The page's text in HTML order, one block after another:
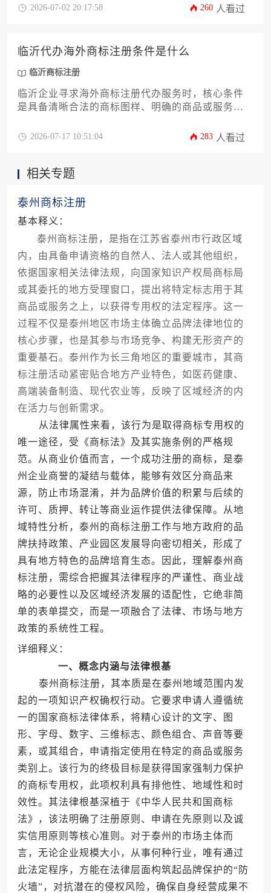
请前查询、提交、审查、公告及注册等多个环节。
护。
2026-07-02 20:17:58 260 人看过
临沂代办海外商标注册条件是什么
临沂商标注册
临沂企业寻求海外商标注册代办服务时，核心条件
是具备清晰合法的商标图样、明确的商品或服务类
将在此基础上，协助完成查询、申请、审查及维护
2026-07-17 10:51:04 283 人看过
相关专题
泰州商标注册
基本释义：
泰州商标注册，是指在江苏省泰州市行政区域
内，由具备申请资格的自然人、法人或其他组织，
依据国家相关法律法规，向国家知识产权局商标局
或其委托的地方受理窗口，提出将特定标志用于其
商品或服务之上，以获得专用权的法定程序。这一
过程不仅是泰州地区市场主体确立品牌法律地位的
核心步骤，也是其参与市场竞争、构建无形资产的
重要基石。泰州作为长三角地区的重要城市，其商
标注册活动紧密贴合地方产业特色，如医药健康、
高端装备制造、现代农业等，反映了区域经济的内
在活力与创新需求。
从法律属性来看，该行为是取得商标专用权的
唯一途径，受《商标法》及其实施条例的严格规
范。从商业价值而言，一个成功注册的商标，是泰
州企业商誉的凝结与载体，能够有效区分商品来
源，防止市场混淆，并为品牌价值的积累与后续的
许可、质押、转让等商业运作提供法律保障。从地
域特性分析，泰州的商标注册工作与地方政府的品
牌扶持政策、产业园区发展导向密切相关，形成了
具有地方特色的品牌培育生态。因此，理解泰州商
标注册，需综合把握其法律程序的严谨性、商业战
略的必要性以及区域经济发展的适配性，它绝非简
单的表单提交，而是一项融合了法律、市场与地方
政策的系统性工程。
详细释义：
一、概念内涵与法律根基
泰州商标注册，其本质是在泰州地域范围内发
起的一项知识产权确权行动。它要求申请人遵循统
一的国家商标法律体系，将精心设计的文字、图
形、字母、数字、三维标志、颜色组合、声音等要
素，或其组合，申请指定使用在特定的商品或服务
类别上。该行为的终极目标是获得国家强制力保护
的商标专用权，此项权利具有排他性、地域性和时
效性。其法律根基深植于《中华人民共和国商标
法》，该法明确了注册原则、申请在先原则以及诚
实信用原则等核心准则。对于泰州的市场主体而
言，无论企业规模大小，从事何种行业，唯有通过
此法定程序，方能在法律层面构筑起品牌保护的“防
火墙”，对抗潜在的侵权风险，确保自身经营成果不